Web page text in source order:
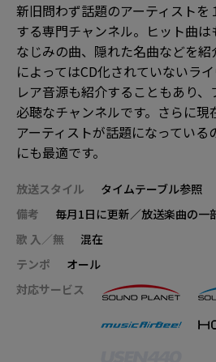
新旧問わず話題のアーティストを
する専門チャンネル。ヒット曲
なじみの曲、隠れた名曲などを紹
によってはCD化されていないラ
レア音源も紹介することもあり
必聴なチャンネルです。さらに現
アーティストが話題になってい
にも最適です。
放送スタイル
タイムテーブル参照
備考
毎月1日に更新／放送楽曲の一
歌 入／無
混在
テンポ
オール
対応サービス